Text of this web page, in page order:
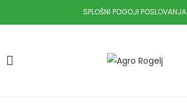
SPLOŠNI POGOJI POSLOVANJA